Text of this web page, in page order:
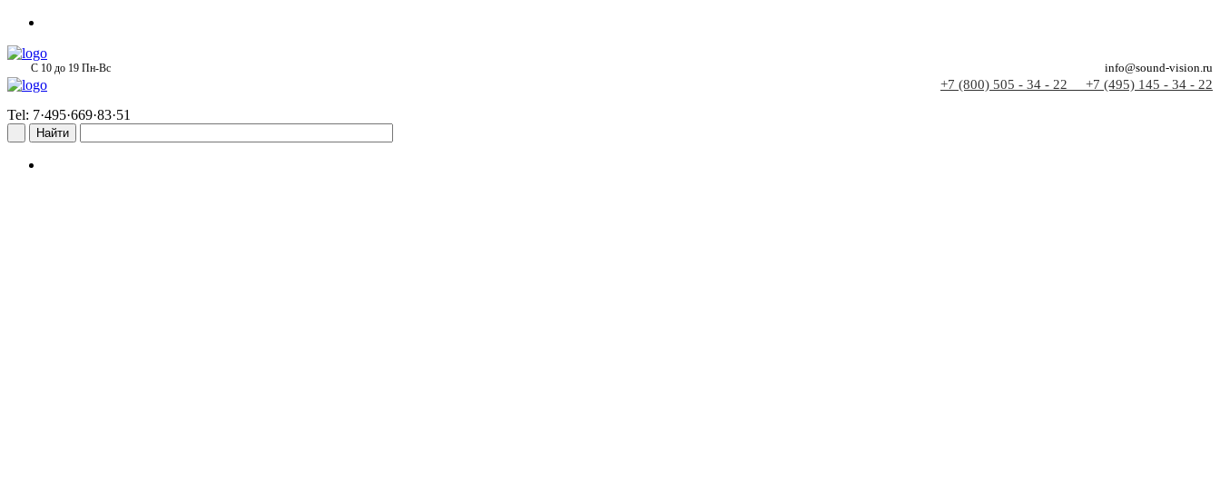
С 10 до 19 Пн-Вс info@sound-vision.ru
+7 (800) 505 - 34 - 22 +7 (495) 145 - 34 - 22
Tel: 7·495·669·83·51